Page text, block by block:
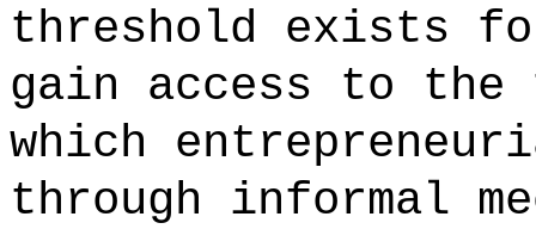
threshold exists
gain access to the
which
through informal